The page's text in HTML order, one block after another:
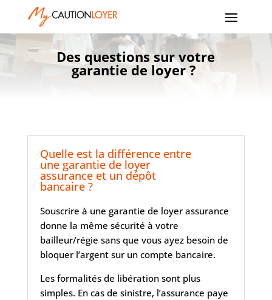
Des questions sur votre
garantie de loyer ?
Quelle est la différence entre
une garantie de loyer
assurance et un dépôt
bancaire ?
Souscrire à une garantie de loyer assurance
donne la même sécurité à votre
bailleur/régie sans que vous ayez besoin de
bloquer l’argent sur un compte bancaire.
Les formalités de libération sont plus
simples. En cas de sinistre, l’assurance paye